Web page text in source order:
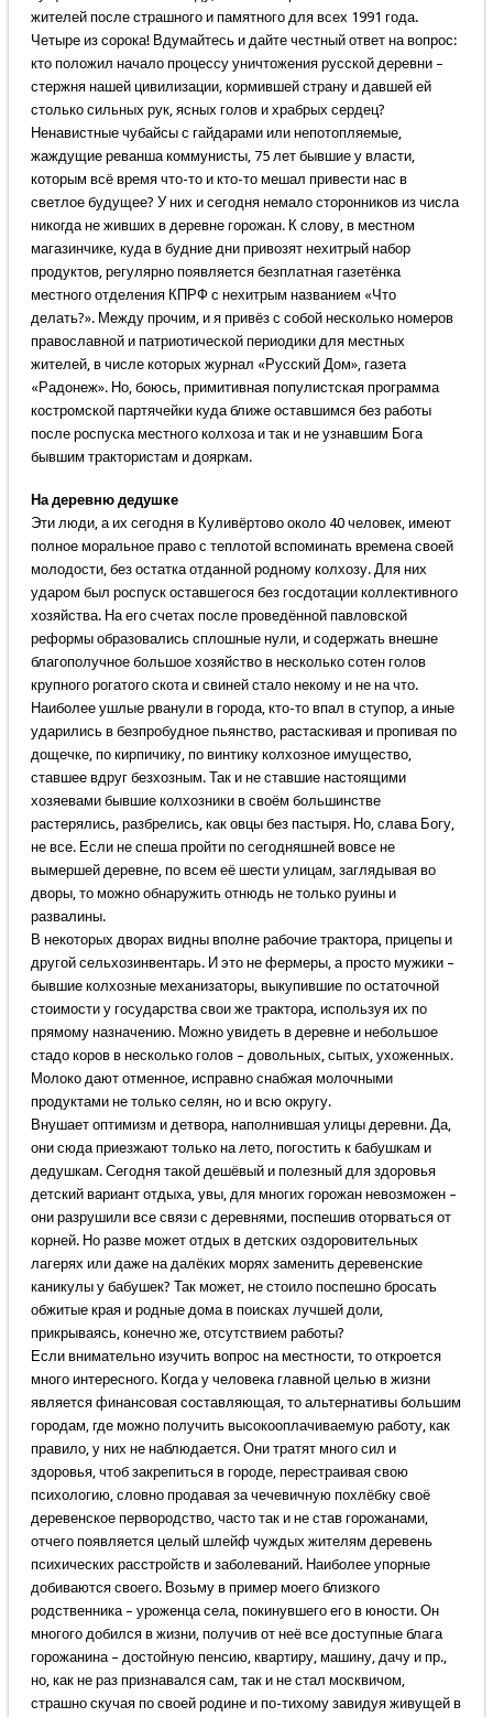
жителей после страшного и памятного для всех 1991 года.
Четыре из сорока! Вдумайтесь и дайте честный ответ на вопрос:
кто положил начало процессу уничтожения русской деревни –
стержня нашей цивилизации, кормившей страну и давшей ей
столько сильных рук, ясных голов и храбрых сердец?
Ненавистные чубайсы с гайдарами или непотопляемые,
жаждущие реванша коммунисты, 75 лет бывшие у власти,
которым всё время что-то и кто-то мешал привести нас в
светлое будущее? У них и сегодня немало сторонников из числа
никогда не живших в деревне горожан. К слову, в местном
магазинчике, куда в будние дни привозят нехитрый набор
продуктов, регулярно появляется безплатная газетёнка
местного отделения КПРФ с нехитрым названием «Что
делать?». Между прочим, и я привёз с собой несколько номеров
православной и патриотической периодики для местных
жителей, в числе которых журнал «Русский Дом», газета
«Радонеж». Но, боюсь, примитивная популистская программа
костромской партячейки куда ближе оставшимся без работы
после роспуска местного колхоза и так и не узнавшим Бога
бывшим трактористам и дояркам.
На деревню дедушке
Эти люди, а их сегодня в Куливёртово около 40 человек, имеют
полное моральное право с теплотой вспоминать времена своей
молодости, без остатка отданной родному колхозу. Для них
ударом был роспуск оставшегося без госдотации коллективного
хозяйства. На его счетах после проведённой павловской
реформы образовались сплошные нули, и содержать внешне
благополучное большое хозяйство в несколько сотен голов
крупного рогатого скота и свиней стало некому и не на что.
Наиболее ушлые рванули в города, кто-то впал в ступор, а иные
ударились в безпробудное пьянство, растаскивая и пропивая по
дощечке, по кирпичику, по винтику колхозное имущество,
ставшее вдруг безхозным. Так и не ставшие настоящими
хозяевами бывшие колхозники в своём большинстве
растерялись, разбрелись, как овцы без пастыря. Но, слава Богу,
не все. Если не спеша пройти по сегодняшней вовсе не
вымершей деревне, по всем её шести улицам, заглядывая во
дворы, то можно обнаружить отнюдь не только руины и
развалины.
В некоторых дворах видны вполне рабочие трактора, прицепы и
другой сельхозинвентарь. И это не фермеры, а просто мужики –
бывшие колхозные механизаторы, выкупившие по остаточной
стоимости у государства свои же трактора, используя их по
прямому назначению. Можно увидеть в деревне и небольшое
стадо коров в несколько голов – довольных, сытых, ухоженных.
Молоко дают отменное, исправно снабжая молочными
продуктами не только селян, но и всю округу.
Внушает оптимизм и детвора, наполнившая улицы деревни. Да,
они сюда приезжают только на лето, погостить к бабушкам и
дедушкам. Сегодня такой дешёвый и полезный для здоровья
детский вариант отдыха, увы, для многих горожан невозможен –
они разрушили все связи с деревнями, поспешив оторваться от
корней. Но разве может отдых в детских оздоровительных
лагерях или даже на далёких морях заменить деревенские
каникулы у бабушек? Так может, не стоило поспешно бросать
обжитые края и родные дома в поисках лучшей доли,
прикрываясь, конечно же, отсутствием работы?
Если внимательно изучить вопрос на местности, то откроется
много интересного. Когда у человека главной целью в жизни
является финансовая составляющая, то альтернативы большим
городам, где можно получить высокооплачиваемую работу, как
правило, у них не наблюдается. Они тратят много сил и
здоровья, чтоб закрепиться в городе, перестраивая свою
психологию, словно продавая за чечевичную похлёбку своё
деревенское первородство, часто так и не став горожанами,
отчего появляется целый шлейф чуждых жителям деревень
психических расстройств и заболеваний. Наиболее упорные
добиваются своего. Возьму в пример моего близкого
родственника – уроженца села, покинувшего его в юности. Он
многого добился в жизни, получив от неё все доступные блага
горожанина – достойную пенсию, квартиру, машину, дачу и пр.,
но, как не раз признавался сам, так и не стал москвичом,
страшно скучая по своей родине и по-тихому завидуя живущей в